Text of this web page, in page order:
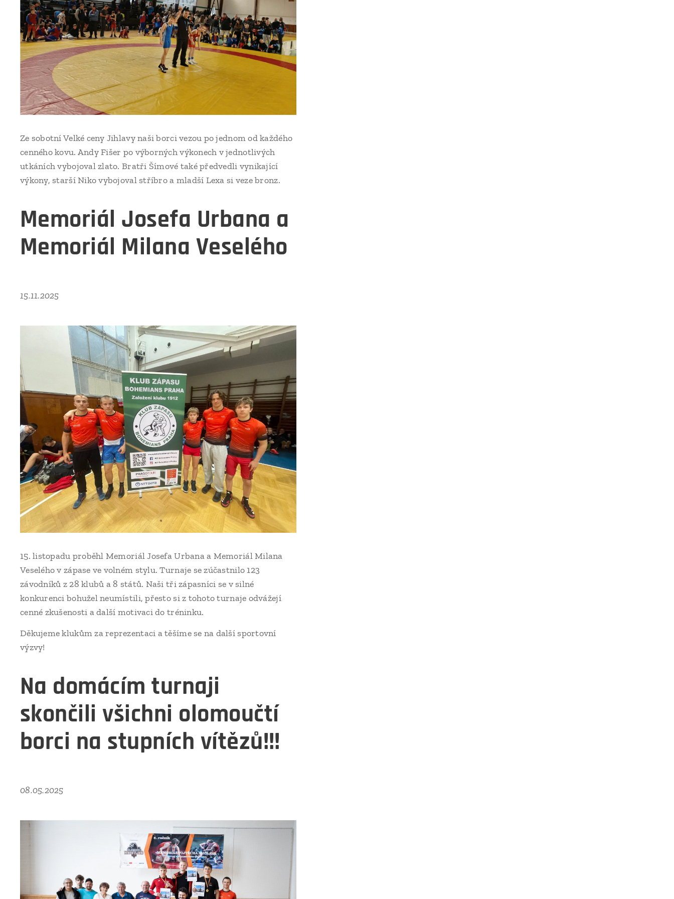
Ze sobotní Velké ceny Jihlavy naši borci vezou po jednom od každého
cenného kovu. Andy Fišer po výborných výkonech v jednotlivých
utkáních vybojoval zlato. Bratři Šímové také předvedli vynikající
výkony, starší Niko vybojoval stříbro a mladší Lexa si veze bronz.
Memoriál Josefa Urbana a
Memoriál Milana Veselého
15.11.2025
15. listopadu proběhl Memoriál Josefa Urbana a Memoriál Milana
Veselého v zápase ve volném stylu. Turnaje se zúčastnilo 123
závodníků z 28 klubů a 8 států. Naši tři zápasníci se v silné
konkurenci bohužel neumístili, přesto si z tohoto turnaje odvážejí
cenné zkušenosti a další motivaci do tréninku.
Děkujeme klukům za reprezentaci a těšíme se na další sportovní
výzvy!
Na domácím turnaji
skončili všichni olomoučtí
borci na stupních vítězů!!!
08.05.2025